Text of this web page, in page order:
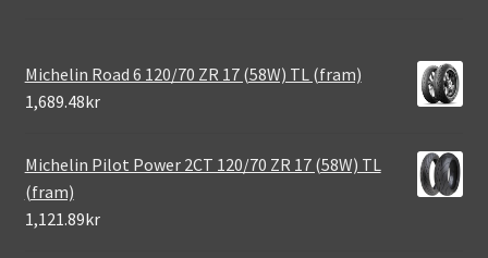
Michelin Road 6 120/70 ZR 17 (58W) TL (fram)
1,689.48kr
Michelin Pilot Power 2CT 120/70 ZR 17 (58W) TL
(fram)
1,121.89kr